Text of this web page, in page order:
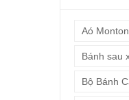
Aó Monton
Bánh sau
Bộ Bánh